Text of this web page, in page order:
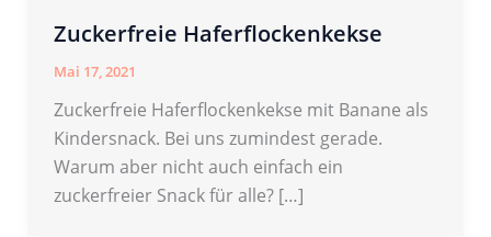
Zuckerfreie Haferflockenkekse
Mai 17, 2021
Zuckerfreie Haferflockenkekse mit Banane als
Kindersnack. Bei uns zumindest gerade.
Warum aber nicht auch einfach ein
zuckerfreier Snack für alle? […]